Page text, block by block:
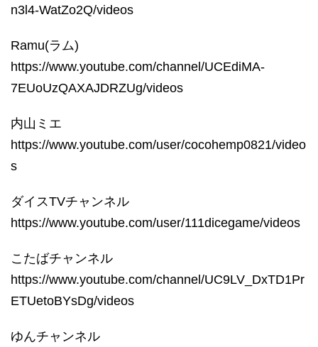
n3l4-WatZo2Q/videos
Ramu(ラム)
https://www.youtube.com/channel/UCEdiMA-
7EUoUzQAXAJDRZUg/videos
内山ミエ
https://www.youtube.com/user/cocohemp0821/video
s
ダイスTVチャンネル
https://www.youtube.com/user/111dicegame/videos
こたばチャンネル
https://www.youtube.com/channel/UC9LV_DxTD1Pr
ETUetoBYsDg/videos
ゆんチャンネル